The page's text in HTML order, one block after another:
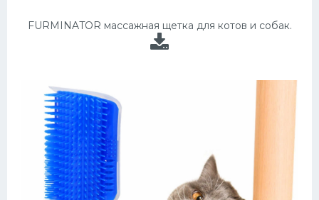
FURMINATOR массажная щетка для котов и собак.